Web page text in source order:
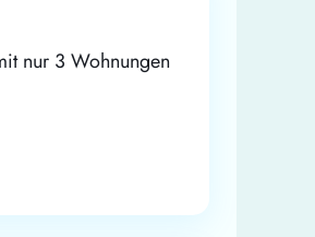
nur 3 Wohnungen